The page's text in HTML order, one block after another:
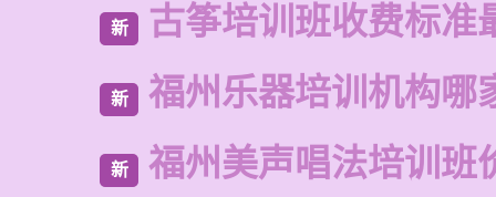
新 古筝培训班收费标准
新 福州乐器培训机构哪
新 福州美声唱法培训班